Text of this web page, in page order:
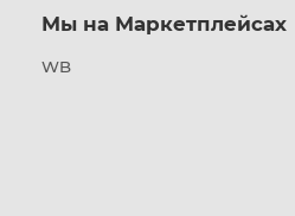
Мы на Маркетплейсах
WB